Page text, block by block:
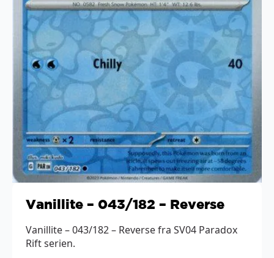
Vanillite – 043/182 – Reverse
Vanillite – 043/182 – Reverse fra SV04 Paradox
Rift serien.